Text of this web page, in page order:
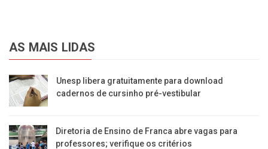
AS MAIS LIDAS
Unesp libera gratuitamente para download
cadernos de cursinho pré-vestibular
Diretoria de Ensino de Franca abre vagas para
professores; verifique os critérios